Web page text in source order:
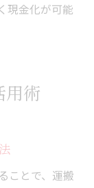
現金化が可能
用術
ことで、運搬